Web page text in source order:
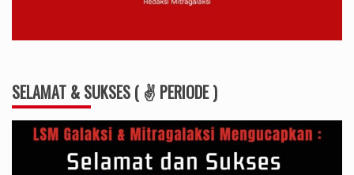
SELAMAT & SUKSES ( ✌ PERIODE )